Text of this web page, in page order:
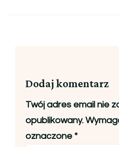
Dodaj komentarz
Twój adres email nie
opublikowany.
oznaczone *